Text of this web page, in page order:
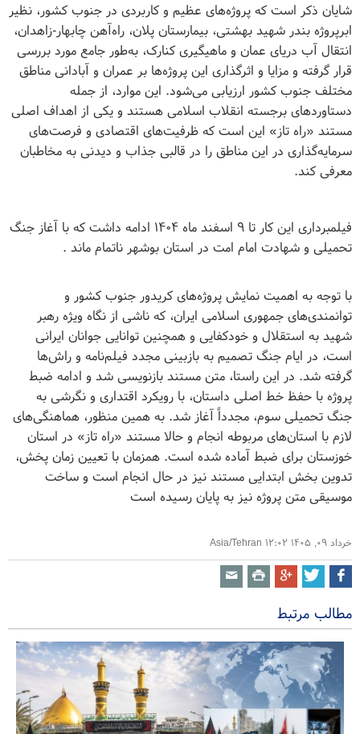
شایان ذکر است که پروژه‌های عظیم و کاربردی در جنوب کشور، نظیر
ابرپروژه بندر شهید بهشتی، بیمارستان پلان، راه‌آهن چابهار-زاهدان،
انتقال آب دریای عمان و ماهیگیری کنارک، به‌طور جامع مورد بررسی
قرار گرفته و مزایا و اثرگذاری این پروژه‌ها بر عمران و آبادانی مناطق
مختلف جنوب کشور ارزیابی می‌شود. این موارد، از جمله
دستاوردهای برجسته انقلاب اسلامی هستند و یکی از اهداف اصلی
مستند «راه تاز» این است که ظرفیت‌های اقتصادی و فرصت‌های
سرمایه‌گذاری در این مناطق را در قالبی جذاب و دیدنی به مخاطبان
معرفی کند.
فیلمبرداری این کار تا ۹ اسفند ماه ۱۴۰۴ ادامه داشت که با آغاز جنگ
تحمیلی و شهادت امام امت در استان بوشهر ناتمام ماند .
با توجه به اهمیت نمایش پروژه‌های کریدور جنوب کشور و
توانمندی‌های جمهوری اسلامی ایران، که ناشی از نگاه ویژه رهبر
شهید به استقلال و خودکفایی و همچنین توانایی جوانان ایرانی
است، در ایام جنگ تصمیم به بازبینی مجدد فیلم‌نامه و راش‌ها
گرفته شد. در این راستا، متن مستند بازنویسی شد و ادامه ضبط
پروژه با حفظ خط اصلی داستان، با رویکرد اقتداری و نگرشی به
جنگ تحمیلی سوم، مجدداً آغاز شد. به همین منظور، هماهنگی‌های
لازم با استان‌های مربوطه انجام و حالا مستند «راه تاز» در استان
خوزستان برای ضبط آماده شده است. همزمان با تعیین زمان پخش،
تدوین بخش ابتدایی مستند نیز در حال انجام است و ساخت
موسیقی متن پروژه نیز به پایان رسیده است
خرداد ۰۹, ۱۴۰۵ ۱۲:۰۲ Asia/Tehran
مطالب مرتبط